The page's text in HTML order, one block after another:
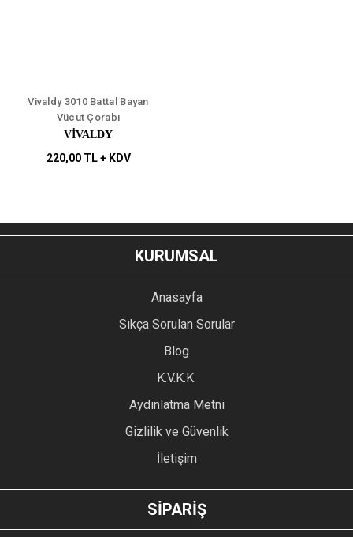
Vivaldy 3010 Battal Bayan
Vücut Çorabı
VİVALDY
220,00 TL + KDV
KURUMSAL
Anasayfa
Sıkça Sorulan Sorular
Blog
K.V.K.K.
Aydınlatma Metni
Gizlilik ve Güvenlik
İletişim
SİPARİŞ